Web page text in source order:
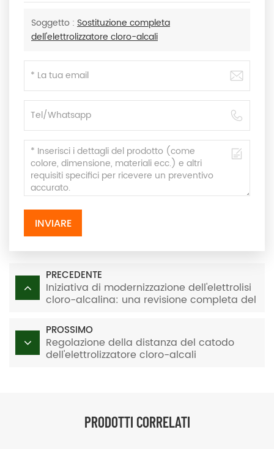
Soggetto : Sostituzione completa
dell'elettrolizzatore cloro-alcali
INVIARE
PRECEDENTE
Iniziativa di modernizzazione dell'elettrolisi
cloro-alcalina: una revisione completa del
PROSSIMO
Regolazione della distanza del catodo
dell'elettrolizzatore cloro-alcali
PRODOTTI CORRELATI